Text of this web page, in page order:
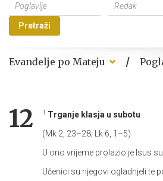
Pretraži
Evanđelje po Mateju /
12 1 Trganje klasja u subotu
(Mk 2, 23–28; Lk 6, 1–5)
U ono vrijeme prolazio je Isus
Učenici su njegovi ogladnjeli te